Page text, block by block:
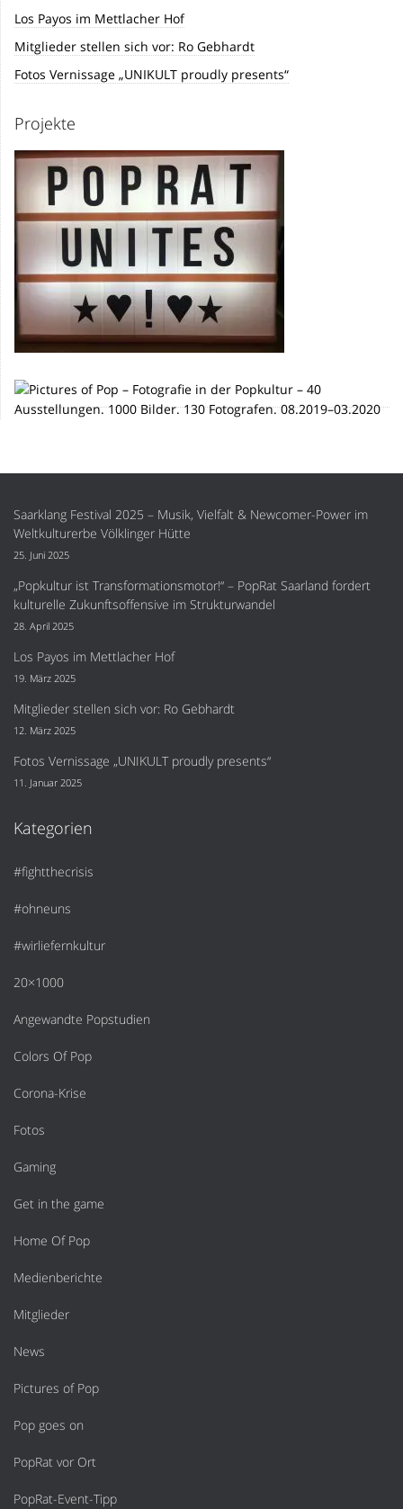
Los Payos im Mettlacher Hof
Mitglieder stellen sich vor: Ro Gebhardt
Fotos Vernissage „UNIKULT proudly presents“
Projekte
Saarklang Festival 2025 – Musik, Vielfalt & Newcomer-Power im
Weltkulturerbe Völklinger Hütte
25. Juni 2025
„Popkultur ist Transformationsmotor!“ – PopRat Saarland fordert
kulturelle Zukunftsoffensive im Strukturwandel
28. April 2025
Los Payos im Mettlacher Hof
19. März 2025
Mitglieder stellen sich vor: Ro Gebhardt
12. März 2025
Fotos Vernissage „UNIKULT proudly presents“
11. Januar 2025
Kategorien
#fightthecrisis
#ohneuns
#wirliefernkultur
20×1000
Angewandte Popstudien
Colors Of Pop
Corona-Krise
Fotos
Gaming
Get in the game
Home Of Pop
Medienberichte
Mitglieder
News
Pictures of Pop
Pop goes on
PopRat vor Ort
PopRat-Event-Tipp